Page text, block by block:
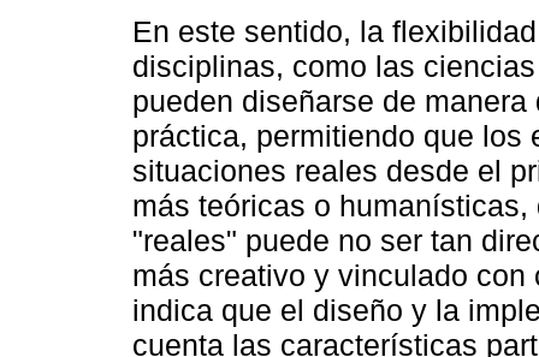
En este sentido, la
disciplinas, como las
pueden diseñarse de
práctica, permitiendo que los
situaciones reales desde el
más teóricas o
"reales" puede no ser tan
más creativo y vinculado
indica que el diseño y la
cuenta las características